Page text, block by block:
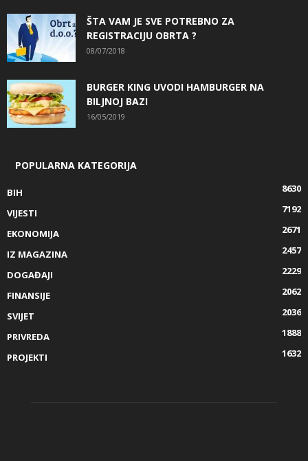
ŠTA VAM JE SVE POTREBNO ZA
REGISTRACIJU OBRTA ?
08/07/2018
BURGER KING UVODI HAMBURGER NA
BILJNOJ BAZI
16/05/2019
POPULARNA KATEGORIJA
BIH
8630
VIJESTI
7192
EKONOMIJA
2671
IZ MAGAZINA
2457
DOGAĐAJI
2229
FINANSIJE
2062
SVIJET
2036
PRIVREDA
1888
PROJEKTI
1632